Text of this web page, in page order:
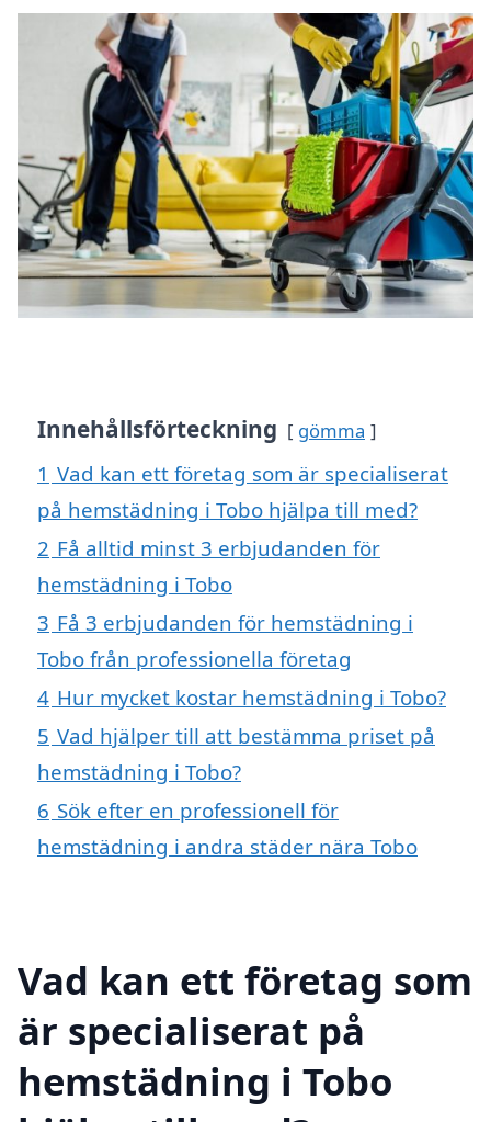
Innehållsförteckning gömma
1 Vad kan ett företag som är specialiserat
på hemstädning i Tobo hjälpa till med?
2 Få alltid minst 3 erbjudanden för
hemstädning i Tobo
3 Få 3 erbjudanden för hemstädning i
Tobo från professionella företag
4 Hur mycket kostar hemstädning i Tobo?
5 Vad hjälper till att bestämma priset på
hemstädning i Tobo?
6 Sök efter en professionell för
hemstädning i andra städer nära Tobo
Vad kan ett företag som
är specialiserat på
hemstädning i Tobo